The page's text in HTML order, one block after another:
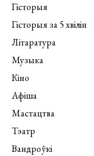
Гісторыя
Гісторыя за 5 хвілін
Літаратура
Музыка
Кіно
Афіша
Мастацтва
Тэатр
Вандроўкі